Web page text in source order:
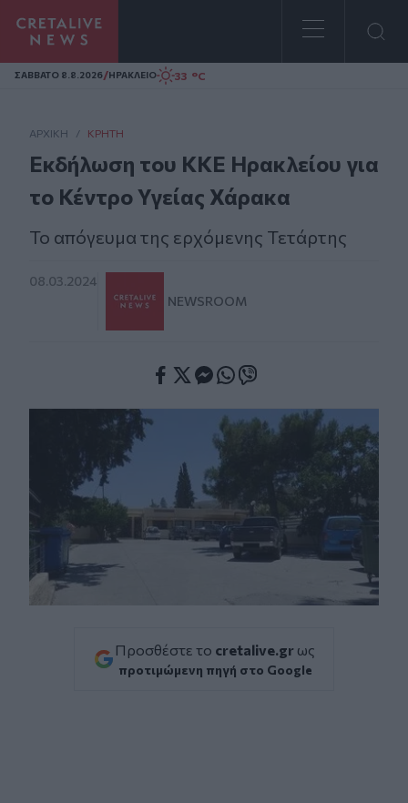
Homepage
ΣAΒΒΑΤΟ 8.8.2026/ΗΡΑΚΛΕΙΟ 33 °C
ΑΡΧΙΚΗ / ΚΡΉΤΗ
Εκδήλωση του ΚΚΕ Ηρακλείου για
το Κέντρο Υγείας Χάρακα
Το απόγευμα της ερχόμενης Τετάρτης
08.03.2024
NEWSROOM
Προσθέστε το cretalive.gr ως
προτιμώμενη πηγή στο Google